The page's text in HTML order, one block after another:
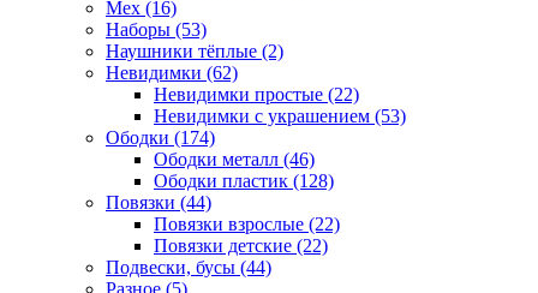
Мех (16)
Наборы (53)
Наушники тёплые (2)
Невидимки (62)
Невидимки простые (22)
Невидимки с украшением (53)
Ободки (174)
Ободки металл (46)
Ободки пластик (128)
Повязки (44)
Повязки взрослые (22)
Повязки детские (22)
Подвески, бусы (44)
Разное (5)